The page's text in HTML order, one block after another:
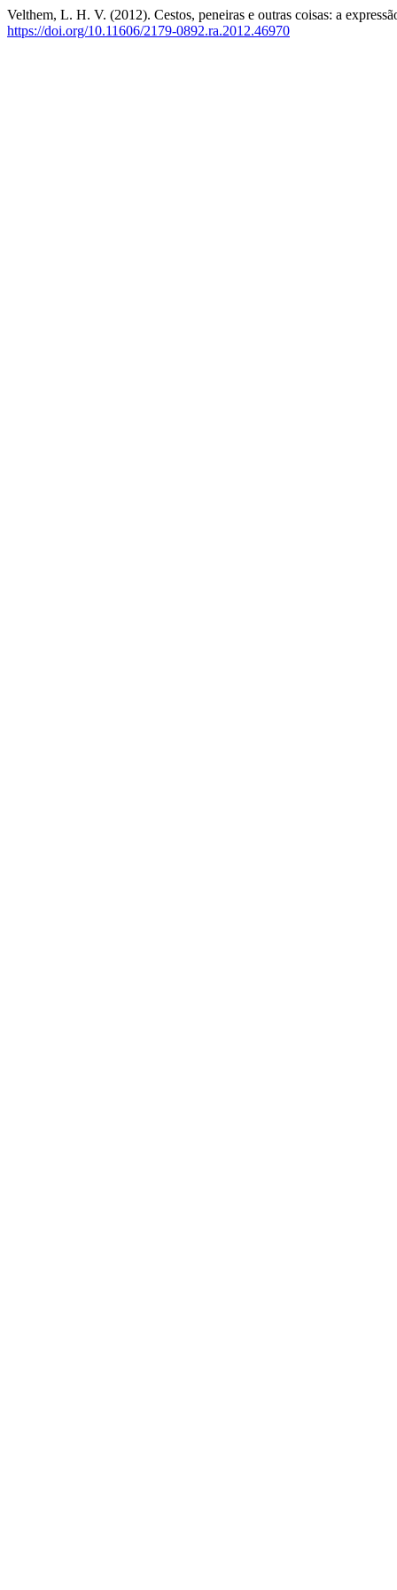
Velthem, L. H. V. (2012). Cestos, peneiras e outras coisas: a
https://doi.org/10.11606/2179-0892.ra.2012.46970